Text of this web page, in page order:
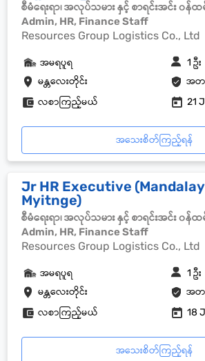
စီမံရေးရာ၊ အလုပ်သမား နှင့် စာရင်းအင်း ၀န်ထမ်
Admin, HR, Finance Staff
Resources Group Logistics Co., Ltd
မန္တလေးတိုင်း အတ
အမရပူရ 1 ဦး
လစာကြည့်မယ် 21
အသေးစိတ်ကြည့်ရန်
Jr HR Executive
Myitnge)
စီမံရေးရာ၊ အလုပ်သမား နှင့် စာရင်းအင်း ၀န်ထမ်
Admin, HR, Finance Staff
Resources Group Logistics Co., Ltd
မန္တလေးတိုင်း အတ
အမရပူရ 1 ဦး
လစာကြည့်မယ် 18
အသေးစိတ်ကြည့်ရန်